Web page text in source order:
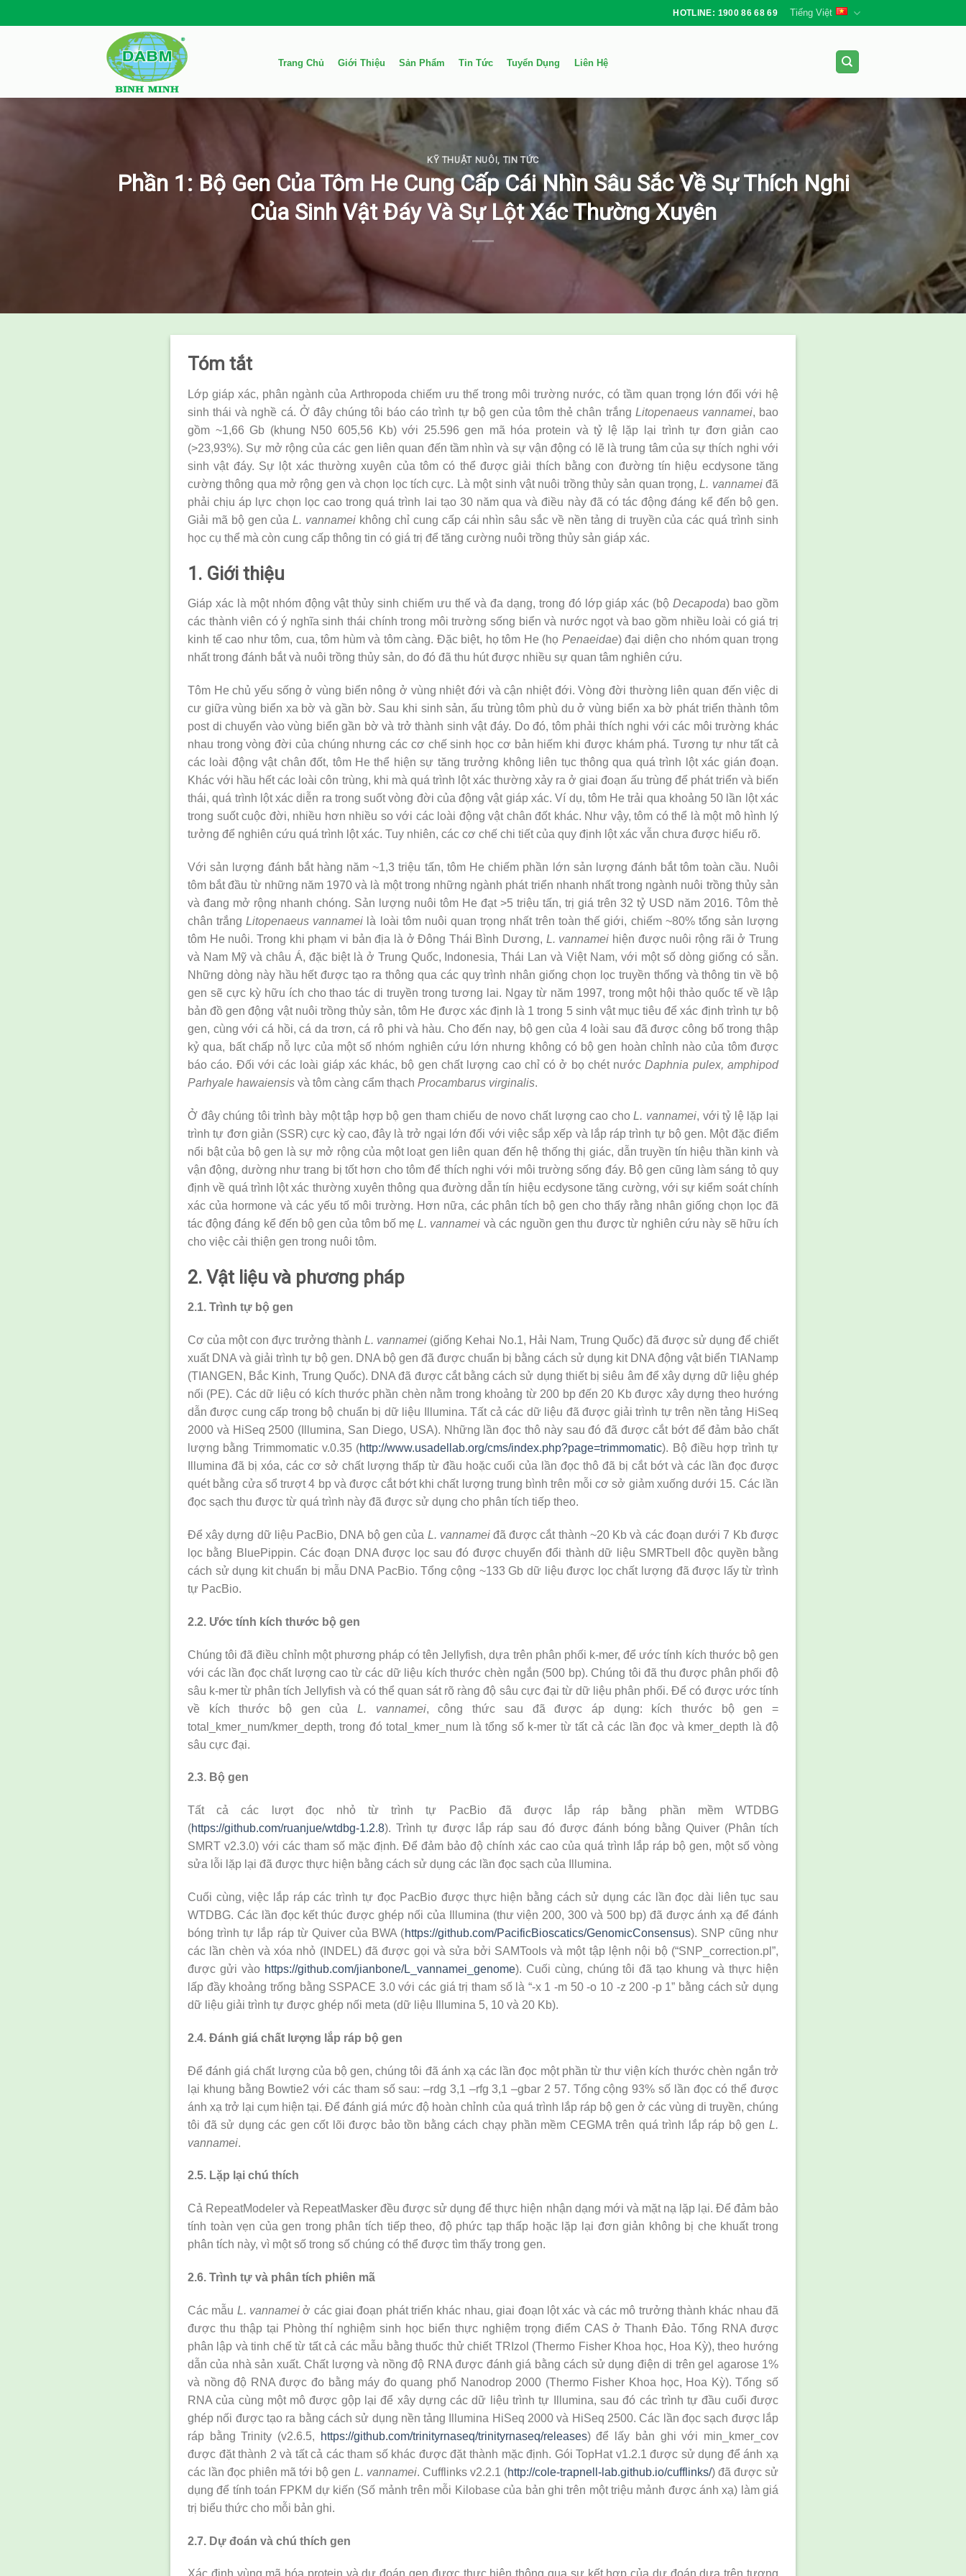
to
HOTLINE: 1900 86 68 69 Tiếng Việt
Trang Chủ Giới Thiệu Sản Phẩm Tin Tức Tuyển Dụng Liên Hệ
KỸ THUẬT NUÔI, TIN TỨC
Phần 1: Bộ Gen Của Tôm He Cung Cấp Cái Nhìn Sâu Sắc Về Sự Thích Nghi
Của Sinh Vật Đáy Và Sự Lột Xác Thường Xuyên
Tóm tắt
Lớp giáp xác, phân ngành của Arthropoda chiếm ưu thế trong môi trường nước, có tầm quan trọng lớn đối với hệ
sinh thái và nghề cá. Ở đây chúng tôi báo cáo trình tự bộ gen của tôm thẻ chân trắng Litopenaeus vannamei, bao
gồm ~1,66 Gb (khung N50 605,56 Kb) với 25.596 gen mã hóa protein và tỷ lệ lặp lại trình tự đơn giản cao
(>23,93%). Sự mở rộng của các gen liên quan đến tầm nhìn và sự vận động có lẽ là trung tâm của sự thích nghi với
sinh vật đáy. Sự lột xác thường xuyên của tôm có thể được giải thích bằng con đường tín hiệu ecdysone tăng
cường thông qua mở rộng gen và chọn lọc tích cực. Là một sinh vật nuôi trồng thủy sản quan trọng,L. vannameiđã
phải chịu áp lực chọn lọc cao trong quá trình lai tạo 30 năm qua và điều này đã có tác động đáng kể đến bộ gen.
Giải mã bộ gen củaL. vannamei không chỉ cung cấp cái nhìn sâu sắc về nền tảng di truyền của các quá trình sinh
học cụ thể mà còn cung cấp thông tin có giá trị để tăng cường nuôi trồng thủy sản giáp xác.
1. Giới thiệu
Giáp xác là một nhóm động vật thủy sinh chiếm ưu thế và đa dạng, trong đó lớp giáp xác (bộDecapoda) bao gồm
các thành viên có ý nghĩa sinh thái chính trong môi trường sống biển và nước ngọt và bao gồm nhiều loài có giá trị
kinh tế cao như tôm, cua, tôm hùm và tôm càng. Đặc biệt, họ tôm He (họ Penaeidae) đại diện cho nhóm quan trọng
nhất trong đánh bắt và nuôi trồng thủy sản, do đó đã thu hút được nhiều sự quan tâm nghiên cứu.
Tôm He chủ yếu sống ở vùng biển nông ở vùng nhiệt đới và cận nhiệt đới. Vòng đời thường liên quan đến việc di
cư giữa vùng biển xa bờ và gần bờ. Sau khi sinh sản, ấu trùng tôm phù du ở vùng biển xa bờ phát triển thành tôm
post di chuyển vào vùng biển gần bờ và trở thành sinh vật đáy. Do đó, tôm phải thích nghi với các môi trường khác
nhau trong vòng đời của chúng nhưng các cơ chế sinh học cơ bản hiếm khi được khám phá. Tương tự như tất cả
các loài động vật chân đốt, tôm He thể hiện sự tăng trưởng không liên tục thông qua quá trình lột xác gián đoạn.
Khác với hầu hết các loài côn trùng, khi mà quá trình lột xác thường xảy ra ở giai đoạn ấu trùng để phát triển và biến
thái, quá trình lột xác diễn ra trong suốt vòng đời của động vật giáp xác. Ví dụ, tôm He trải qua khoảng 50 lần lột xác
trong suốt cuộc đời, nhiều hơn nhiều so với các loài động vật chân đốt khác. Như vậy, tôm có thể là một mô hình lý
tưởng để nghiên cứu quá trình lột xác. Tuy nhiên, các cơ chế chi tiết của quy định lột xác vẫn chưa được hiểu rõ.
Với sản lượng đánh bắt hàng năm ~1,3 triệu tấn, tôm He chiếm phần lớn sản lượng đánh bắt tôm toàn cầu. Nuôi
tôm bắt đầu từ những năm 1970 và là một trong những ngành phát triển nhanh nhất trong ngành nuôi trồng thủy sản
và đang mở rộng nhanh chóng. Sản lượng nuôi tôm He đạt >5 triệu tấn, trị giá trên 32 tỷ USD năm 2016. Tôm thẻ
chân trắngLitopenaeus vannamei là loài tôm nuôi quan trọng nhất trên toàn thế giới, chiếm ~80% tổng sản lượng
tôm He nuôi. Trong khi phạm vi bản địa là ở Đông Thái Bình Dương, L. vannamei hiện được nuôi rộng rãi ở Trung
và Nam Mỹ và châu Á, đặc biệt là ở Trung Quốc, Indonesia, Thái Lan và Việt Nam, với một số dòng giống có sẵn.
Những dòng này hầu hết được tạo ra thông qua các quy trình nhân giống chọn lọc truyền thống và thông tin về bộ
gen sẽ cực kỳ hữu ích cho thao tác di truyền trong tương lai. Ngay từ năm 1997, trong một hội thảo quốc tế về lập
bản đồ gen động vật nuôi trồng thủy sản, tôm He được xác định là 1 trong 5 sinh vật mục tiêu để xác định trình tự bộ
gen, cùng với cá hồi, cá da trơn, cá rô phi và hàu. Cho đến nay, bộ gen của 4 loài sau đã được công bố trong thập
kỷ qua, bất chấp nỗ lực của một số nhóm nghiên cứu lớn nhưng không có bộ gen hoàn chỉnh nào của tôm được
báo cáo. Đối với các loài giáp xác khác, bộ gen chất lượng cao chỉ có ở bọ chét nướcDaphnia pulex, amphipod
Parhyale hawaiensis và tôm càng cẩm thạch Procambarus virginalis.
Ở đây chúng tôi trình bày một tập hợp bộ gen tham chiếu de novo chất lượng cao choL. vannamei, với tỷ lệ lặp lại
trình tự đơn giản (SSR) cực kỳ cao, đây là trở ngại lớn đối với việc sắp xếp và lắp ráp trình tự bộ gen. Một đặc điểm
nổi bật của bộ gen là sự mở rộng của một loạt gen liên quan đến hệ thống thị giác, dẫn truyền tín hiệu thần kinh và
vận động, dường như trang bị tốt hơn cho tôm để thích nghi với môi trường sống đáy. Bộ gen cũng làm sáng tỏ quy
định về quá trình lột xác thường xuyên thông qua đường dẫn tín hiệu ecdysone tăng cường, với sự kiểm soát chính
xác của hormone và các yếu tố môi trường. Hơn nữa, các phân tích bộ gen cho thấy rằng nhân giống chọn lọc đã
tác động đáng kể đến bộ gen của tôm bố mẹL. vannamei và các nguồn gen thu được từ nghiên cứu này sẽ hữu ích
cho việc cải thiện gen trong nuôi tôm.
2. Vật liệu và phương pháp
2.1. Trình tự bộ gen
Cơ của một con đực trưởng thànhL. vannamei (giống Kehai No.1, Hải Nam, Trung Quốc) đã được sử dụng để chiết
xuất DNA và giải trình tự bộ gen. DNA bộ gen đã được chuẩn bị bằng cách sử dụng kit DNA động vật biển TIANamp
(TIANGEN, Bắc Kinh, Trung Quốc). DNA đã được cắt bằng cách sử dụng thiết bị siêu âm để xây dựng dữ liệu ghép
nối (PE). Các dữ liệu có kích thước phần chèn nằm trong khoảng từ 200 bp đến 20 Kb được xây dựng theo hướng
dẫn được cung cấp trong bộ chuẩn bị dữ liệu Illumina. Tất cả các dữ liệu đã được giải trình tự trên nền tảng HiSeq
2000 và HiSeq 2500 (Illumina, San Diego, USA). Những lần đọc thô này sau đó đã được cắt bớt để đảm bảo chất
lượng bằng Trimmomatic v.0.35 (http://www.usadellab.org/cms/index.php?page=trimmomatic). Bộ điều hợp trình tự
Illumina đã bị xóa, các cơ sở chất lượng thấp từ đầu hoặc cuối của lần đọc thô đã bị cắt bớt và các lần đọc được
quét bằng cửa sổ trượt 4 bp và được cắt bớt khi chất lượng trung bình trên mỗi cơ sở giảm xuống dưới 15. Các lần
đọc sạch thu được từ quá trình này đã được sử dụng cho phân tích tiếp theo.
Để xây dựng dữ liệu PacBio, DNA bộ gen của L. vannameiđã được cắt thành ~20 Kb và các đoạn dưới 7 Kb được
lọc bằng BluePippin. Các đoạn DNA được lọc sau đó được chuyển đổi thành dữ liệu SMRTbell độc quyền bằng
cách sử dụng kit chuẩn bị mẫu DNA PacBio. Tổng cộng ~133 Gb dữ liệu được lọc chất lượng đã được lấy từ trình
tự PacBio.
2.2. Ước tính kích thước bộ gen
Chúng tôi đã điều chỉnh một phương pháp có tên Jellyfish, dựa trên phân phối k-mer, để ước tính kích thước bộ gen
với các lần đọc chất lượng cao từ các dữ liệu kích thước chèn ngắn (500 bp). Chúng tôi đã thu được phân phối độ
sâu k-mer từ phân tích Jellyfish và có thể quan sát rõ ràng độ sâu cực đại từ dữ liệu phân phối. Để có được ước tính
về kích thước bộ gen củaL. vannamei, công thức sau đã được áp dụng: kích thước bộ gen =
total_kmer_num/kmer_depth, trong đó total_kmer_num là tổng số k-mer từ tất cả các lần đọc và kmer_depth là độ
sâu cực đại.
2.3. Bộ gen
Tất cả các lượt đọc nhỏ từ trình tự PacBio đã được lắp ráp bằng phần mềm WTDBG
(https://github.com/ruanjue/wtdbg-1.2.8). Trình tự được lắp ráp sau đó được đánh bóng bằng Quiver (Phân tích
SMRT v2.3.0) với các tham số mặc định. Để đảm bảo độ chính xác cao của quá trình lắp ráp bộ gen, một số vòng
sửa lỗi lặp lại đã được thực hiện bằng cách sử dụng các lần đọc sạch của Illumina.
Cuối cùng, việc lắp ráp các trình tự đọc PacBio được thực hiện bằng cách sử dụng các lần đọc dài liên tục sau
WTDBG. Các lần đọc kết thúc được ghép nối của Illumina (thư viện 200, 300 và 500 bp) đã được ánh xạ để đánh
bóng trình tự lắp ráp từ Quiver của BWA (https://github.com/PacificBioscatics/GenomicConsensus). SNP cũng như
các lần chèn và xóa nhỏ (INDEL) đã được gọi và sửa bởi SAMTools và một tập lệnh nội bộ (“SNP_correction.pl”,
được gửi vào https://github.com/jianbone/L_vannamei_genome). Cuối cùng, chúng tôi đã tạo khung và thực hiện
lấp đầy khoảng trống bằng SSPACE 3.0 với các giá trị tham số là “-x 1 -m 50 -o 10 -z 200 -p 1” bằng cách sử dụng
dữ liệu giải trình tự được ghép nối meta (dữ liệu Illumina 5, 10 và 20 Kb).
2.4. Đánh giá chất lượng lắp ráp bộ gen
Để đánh giá chất lượng của bộ gen, chúng tôi đã ánh xạ các lần đọc một phần từ thư viện kích thước chèn ngắn trở
lại khung bằng Bowtie2 với các tham số sau: –rdg 3,1 –rfg 3,1 –gbar 2 57. Tổng cộng 93% số lần đọc có thể được
ánh xạ trở lại cụm hiện tại. Để đánh giá mức độ hoàn chỉnh của quá trình lắp ráp bộ gen ở các vùng di truyền, chúng
tôi đã sử dụng các gen cốt lõi được bảo tồn bằng cách chạy phần mềm CEGMA trên quá trình lắp ráp bộ gen L.
vannamei.
2.5. Lặp lại chú thích
Cả RepeatModeler và RepeatMasker đều được sử dụng để thực hiện nhận dạng mới và mặt nạ lặp lại. Để đảm bảo
tính toàn vẹn của gen trong phân tích tiếp theo, độ phức tạp thấp hoặc lặp lại đơn giản không bị che khuất trong
phân tích này, vì một số trong số chúng có thể được tìm thấy trong gen.
2.6. Trình tự và phân tích phiên mã
Các mẫu L. vannamei ở các giai đoạn phát triển khác nhau, giai đoạn lột xác và các mô trưởng thành khác nhau đã
được thu thập tại Phòng thí nghiệm sinh học biển thực nghiệm trọng điểm CAS ở Thanh Đảo. Tổng RNA được
phân lập và tinh chế từ tất cả các mẫu bằng thuốc thử chiết TRIzol (Thermo Fisher Khoa học, Hoa Kỳ), theo hướng
dẫn của nhà sản xuất. Chất lượng và nồng độ RNA được đánh giá bằng cách sử dụng điện di trên gel agarose 1%
và nồng độ RNA được đo bằng máy đo quang phổ Nanodrop 2000 (Thermo Fisher Khoa học, Hoa Kỳ). Tổng số
RNA của cùng một mô được gộp lại để xây dựng các dữ liệu trình tự Illumina, sau đó các trình tự đầu cuối được
ghép nối được tạo ra bằng cách sử dụng nền tảng Illumina HiSeq 2000 và HiSeq 2500. Các lần đọc sạch được lắp
ráp bằng Trinity (v2.6.5,
https://github.com/trinityrnaseq/trinityrnaseq/releases) để lấy bản ghi với min_kmer_cov
được đặt thành 2 và tất cả các tham số khác được đặt thành mặc định. Gói TopHat v1.2.1 được sử dụng để ánh xạ
các lần đọc phiên mã tới bộ gen L. vannamei. Cufflinks v2.2.1 (http://cole-trapnell-lab.github.io/cufflinks/) đã được sử
dụng để tính toán FPKM dự kiến ​​(Số mảnh trên mỗi Kilobase của bản ghi trên một triệu mảnh được ánh xạ) làm giá
trị biểu thức cho mỗi bản ghi.
2.7. Dự đoán và chú thích gen